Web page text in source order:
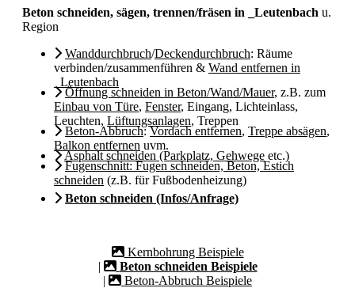
Beton schneiden, sägen, trennen/fräsen in _Leutenbach u.
Region
Wanddurchbruch/Deckendurchbruch: Räume
verbinden/zusammenführen & Wand entfernen in
_Leutenbach
Öffnung schneiden in Beton/Wand/Mauer, z.B. zum
Einbau von Türe, Fenster, Eingang, Lichteinlass,
Leuchten, Lüftungsanlagen, Treppen
Beton-Abbruch:Vordach entfernen, Treppe absägen,
Balkon entfernen uvm.
Asphalt schneiden (Parkplatz, Gehwege etc.)
Fugenschnitt: Fugen schneiden, Beton, Estich
schneiden (z.B. für Fußbodenheizung)
Beton schneiden (Infos/Anfrage)
Kernbohrung Beispiele
|
Beton schneiden Beispiele
|
Beton-Abbruch Beispiele